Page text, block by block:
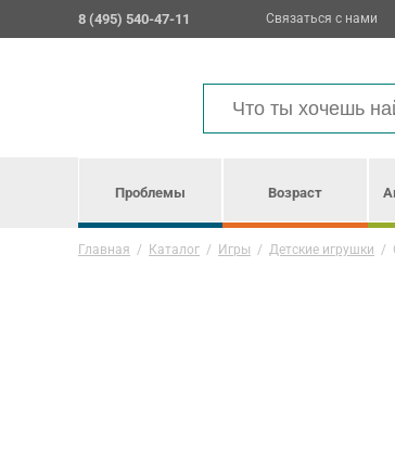
8 (495) 540-47-11 Связаться с нами
Проблемы Возраст
Главная / Каталог / Игры / Детские игрушки /